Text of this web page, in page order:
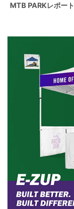
MTB PARKレポート